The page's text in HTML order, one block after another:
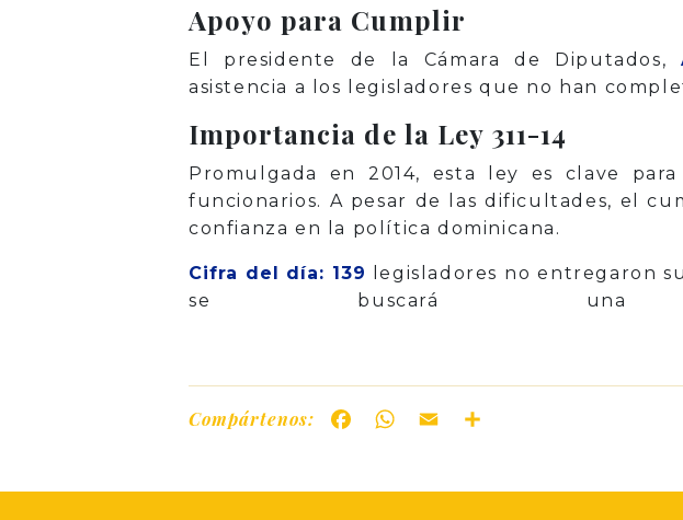
Apoyo para Cumplir
El presidente de la Cámara de Diputados,
asistencia a los legisladores que no han
Importancia de la Ley 311-14
Promulgada en 2014, esta ley es clave
funcionarios. A pesar de las dificultades, el
confianza en la política dominicana.
Cifra del día: 139 legisladores no entregaron
se buscará una
Compártenos: FacebookWhatsApp
Email